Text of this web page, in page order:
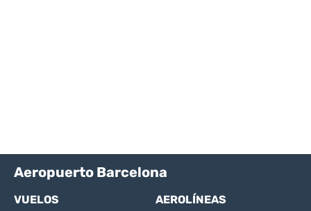
Aeropuerto Barcelona
VUELOS
AEROLÍNEAS